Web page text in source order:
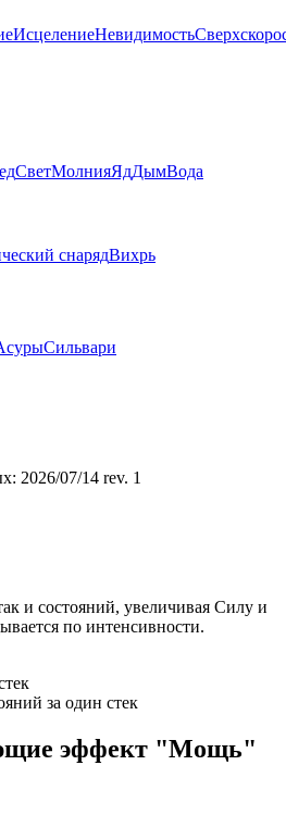
ИсцелениеНевидимость
СветМолнияЯдДымВода
снарядВихрь
Сильвари
2026/07/14 rev. 1
и состояний, увеличивая Силу и
по интенсивности.
за один стек
эффект "Мощь"